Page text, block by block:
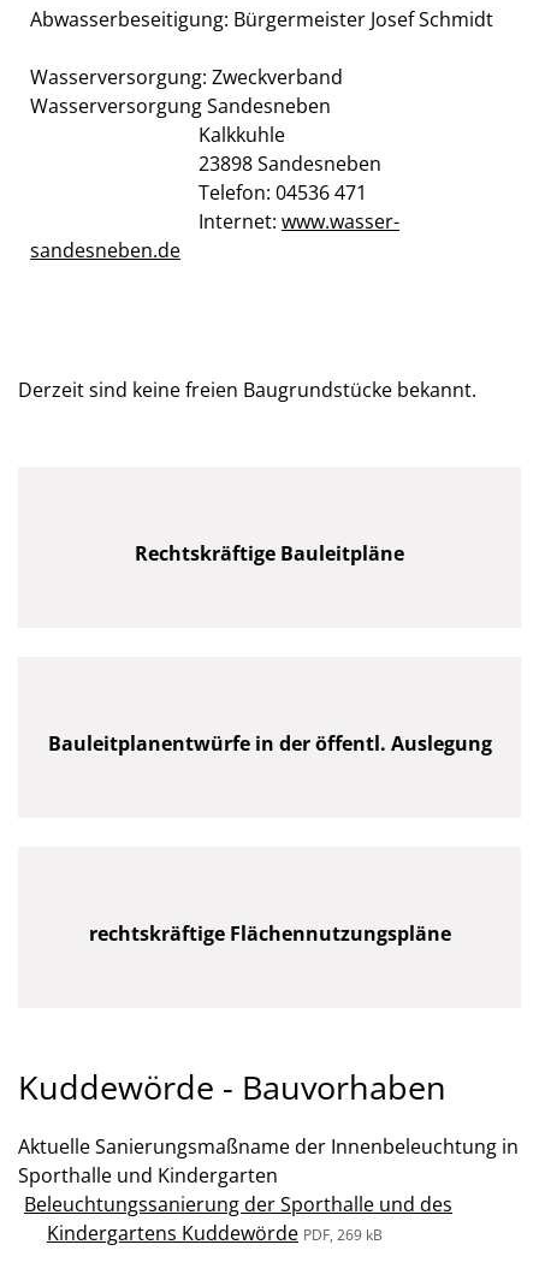
Abwasserbeseitigung: Bürgermeister Josef Schmidt
Wasserversorgung: Zweckverband
Wasserversorgung Sandesneben
Kalkkuhle
23898 Sandesneben
Telefon: 04536 471
Internet: www.wasser-
sandesneben.de
Derzeit sind keine freien Baugrundstücke bekannt.
Rechtskräftige Bauleitpläne
Bauleitplanentwürfe in der öffentl. Auslegung
rechtskräftige Flächennutzungspläne
Kuddewörde - Bauvorhaben
Aktuelle Sanierungsmaßname der Innenbeleuchtung in
Sporthalle und Kindergarten
Beleuchtungssanierung der Sporthalle und des
Kindergartens Kuddewörde PDF, 269 kB